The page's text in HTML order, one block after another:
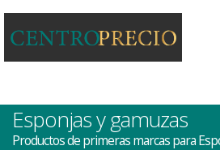
Esponjas y gamuzas
Productos de primeras marcas para